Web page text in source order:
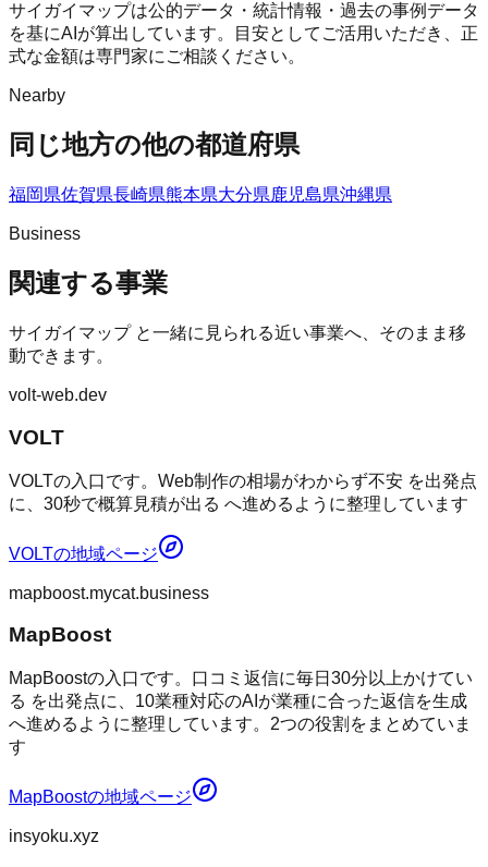
サイガイマップは公的データ・統計情報・過去の事例データ
を基にAIが算出しています。目安としてご活用いただき、正
式な金額は専門家にご相談ください。
Nearby
同じ地方の他の都道府県
福岡県佐賀県長崎県熊本県大分県鹿児島県沖縄県
Business
関連する事業
サイガイマップと一緒に見られる近い事業へ、そのまま移
動できます。
volt-web.dev
VOLT
VOLTの入口です。Web制作の相場がわからず不安 を出発点
に、30秒で概算見積が出る へ進めるように整理しています
VOLTの地域ページ
mapboost.mycat.business
MapBoost
MapBoostの入口です。口コミ返信に毎日30分以上かけてい
る を出発点に、10業種対応のAIが業種に合った返信を生成
へ進めるように整理しています。2つの役割をまとめていま
す
MapBoostの地域ページ
insyoku.xyz